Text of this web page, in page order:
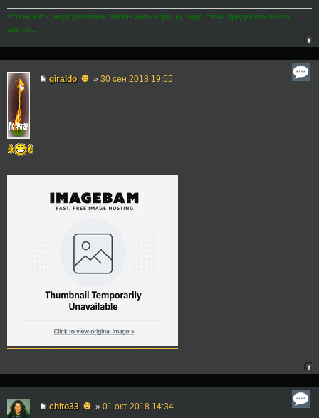
Чтобы жить, надо работать. Чтобы жить хорошо, надо, таки, придумать шо-то
другое...
giraldo ☻ » 30 сен 2018 19:55
chito33 ☻ » 01 окт 2018 14:34